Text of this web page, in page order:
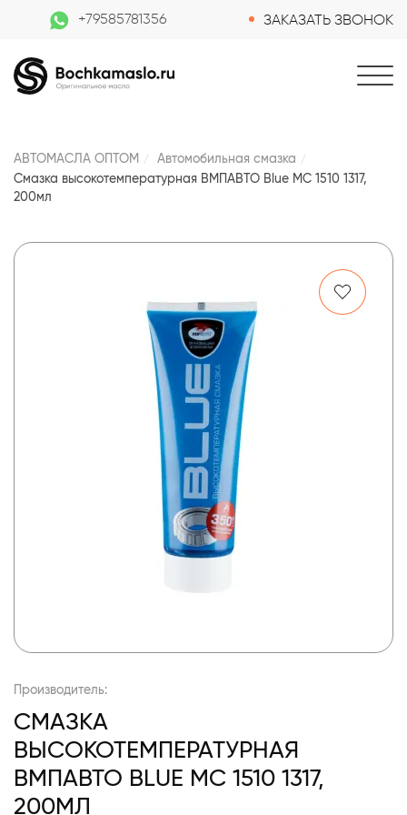
+79585781356 ЗАКАЗАТЬ ЗВОНОК
АВТОМАСЛА ОПТОМ
Автомобильная смазка
Смазка высокотемпературная ВМПАВТО Blue МС 1510 1317,
200мл
Производитель:
СМАЗКА
ВЫСОКОТЕМПЕРАТУРНАЯ
ВМПАВТО BLUE МС 1510 1317,
200МЛ